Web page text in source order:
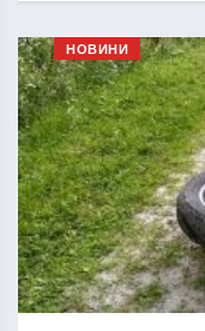
НОВИНИ